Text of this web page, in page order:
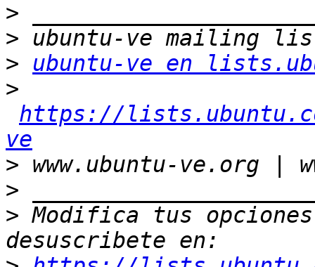
>
>
>
ubuntu-ve en
>
https://
ve
>
>
> Modifica tus